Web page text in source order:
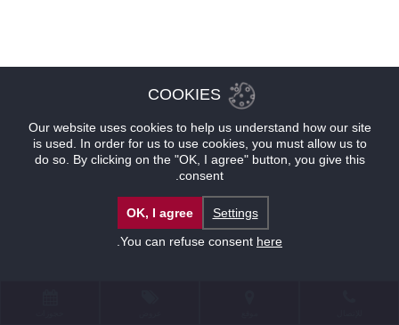
COOKIES
Our website uses cookies to help us understand how our site
is used. In order for us to use cookies, you must allow us to
do so. By clicking on the "OK, I agree" button, you give this
consent.
Settings
OK, I agree
You can refuse consent here
.